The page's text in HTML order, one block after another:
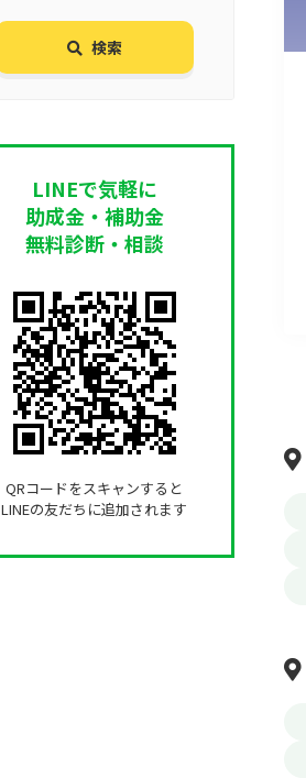
検索
LINEで気軽に
助成金・補助金
無料診断・相談
QRコードをスキャンすると
LINEの友だちに追加されます